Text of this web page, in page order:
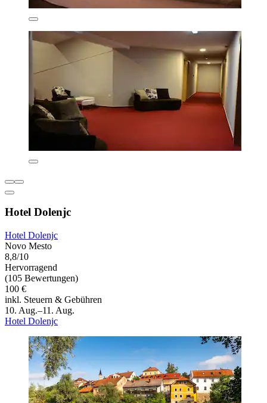
Hotel Dolenjc
Hotel Dolenjc
Novo Mesto
8,8/10
Hervorragend
(105 Bewertungen)
100 €
inkl. Steuern & Gebühren
10. Aug.–11. Aug.
Hotel Dolenjc